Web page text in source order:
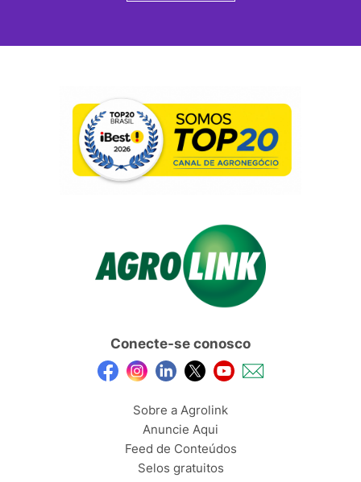
Conecte-se conosco
Sobre a Agrolink
Anuncie Aqui
Feed de Conteúdos
Selos gratuitos